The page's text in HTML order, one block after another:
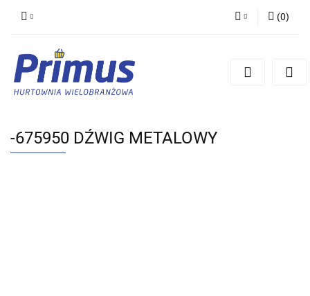
Zarejestruj się
(0)
-675950 DŹWIG METALOWY